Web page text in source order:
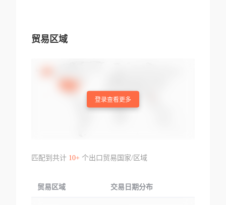
贸易区域
登录查看更多
匹配到共计 10+个出口贸易国家/区域
贸易区域 交易日期分布